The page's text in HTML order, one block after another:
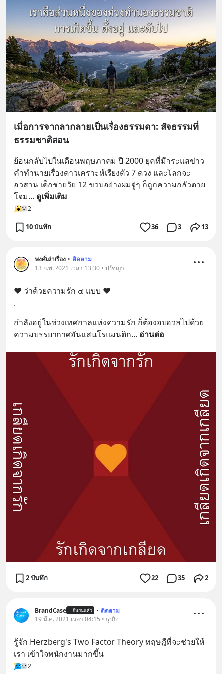
เมื่อการจากลากลายเป็นเรื่องธรรมดา: สัจธรรมที่
ธรรมชาติสอน
ย้อนกลับไปในเดือนพฤษภาคม ปี 2000 ยุคที่มีกระแสข่าว
คำทำนายเรื่องดาวเคราะห์เรียงตัว 7 ดวง และโลกจะ
อวสาน เด็กชายวัย 12 ขวบอย่างผมจู่ๆ ก็ถูกความกลัวตาย
โจม... ดูเพิ่มเติม
2
10 บันทึก 36 3 13
พงศ์เล่าเรื่อง • ติดตาม
13 ก.พ. 2021 เวลา 13:30 • ปรัชญา
❤️ ว่าด้วยความรัก ๔ แบบ ❤️
.
กำลังอยู่ในช่วงเทศกาลแห่งความรัก ก็ต้องอบอวลไปด้วย
ความบรรยากาศอันแสนโรแมนติก... อ่านต่อ
2 บันทึก 22 35 2
BrandCase ยืนยันแล้ว • ติดตาม
19 มี.ค. 2021 เวลา 04:15 • ธุรกิจ
รู้จัก Herzberg's Two Factor Theory ทฤษฎีที่จะช่วยให้
เรา เข้าใจพนักงานมากขึ้น
2